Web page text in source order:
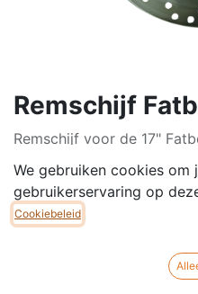
Remschijf
Remschijf voor de 17"
Diameter Schijf: 297mm
Diameter Gat Midden:
Dikte Schijf: 3mm
We gebruiken cookies om
gebruikerservaring op
Cookiebeleid